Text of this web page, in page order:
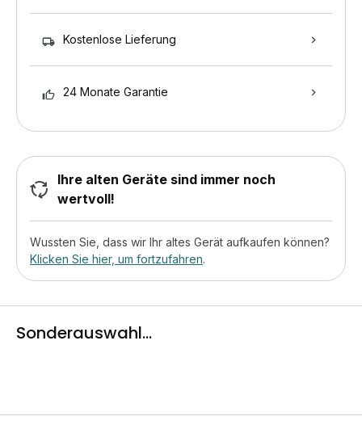
Kostenlose Lieferung
24 Monate Garantie
Ihre alten Geräte sind immer noch
wertvoll!
Wussten Sie, dass wir Ihr altes Gerät aufkaufen können?
Klicken Sie hier, um fortzufahren.
Sonderauswahl...